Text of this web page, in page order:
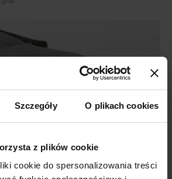
Szczegóły O plikach cookies
z plików cookie
cookie do spersonalizowania treści